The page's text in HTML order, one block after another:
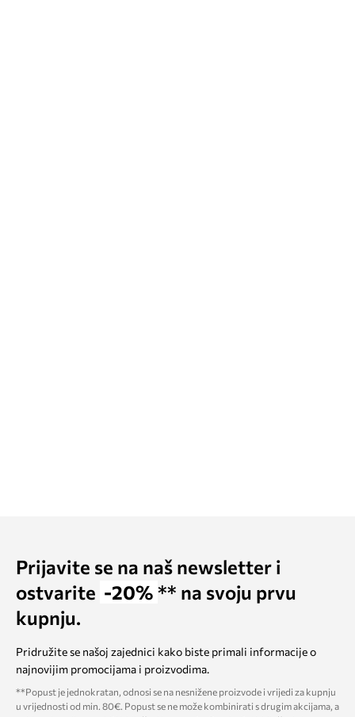
Prijavite se na naš newsletter i
ostvarite -20% ** na svoju prvu
kupnju.
Pridružite se našoj zajednici kako biste primali informacije o
najnovijim promocijama i proizvodima.
**Popust je jednokratan, odnosi se na nesnižene proizvode i vrijedi za kupnju
u vrijednosti od min. 80€. Popust se ne može kombinirati s drugim akcijama, a